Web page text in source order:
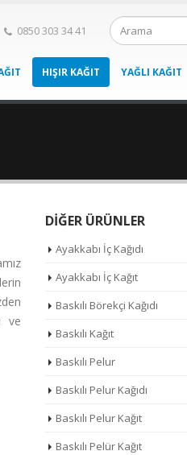
0850 303 34 41
HIŞIR KAĞIT YAĞLI KAĞIT
ve
DIĞER ÜRÜNLER
Ayakkabı İç Kağıdı
Ayakkabı İç Kağıt
Baskılı Börekçi Kağıdı
Baskılı Kağıt
Baskılı Pelur
Baskılı Pelur Kağıdı
Baskılı Pelur Kağıt
Baskılı Pelür Kağıt